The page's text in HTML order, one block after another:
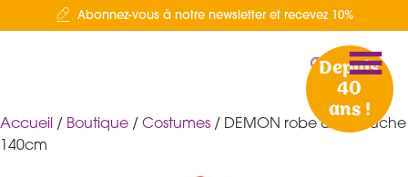
Abonnez-vous à notre newsletter et recevez 10%
Depuis
40
ans !
Accueil / Boutique / Costumes / DEMON robe à cazpuche
140cm